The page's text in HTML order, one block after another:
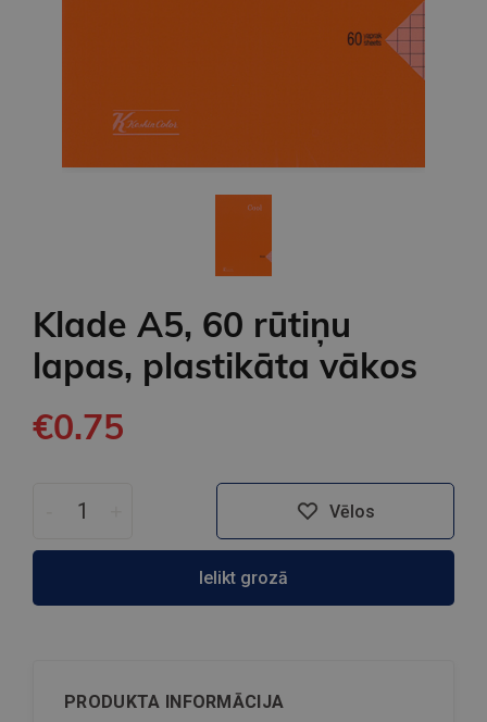
Klade A5, 60 rūtiņu
lapas, plastikāta vākos
€0.75
Vēlos
Ielikt grozā
PRODUKTA INFORMĀCIJA